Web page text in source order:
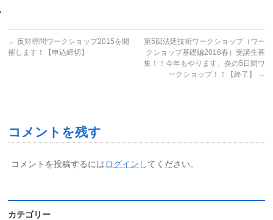
← 反対尋問ワークショップ2015を開
催します！【申込締切】
第5回法廷技術ワークショップ（ワー
クショップ基礎編2016春）受講生募
集！！今年もやります、炎の5日間ワ
ークショップ！！【終了】
→
コメントを残す
コメントを投稿するにはログイン してください。
カテゴリー